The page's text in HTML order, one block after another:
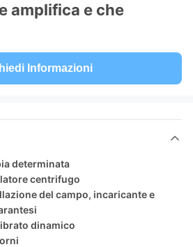
amplifica e che
Informazioni
determinata
centrifugo
del campo, incaricante e
dinamico